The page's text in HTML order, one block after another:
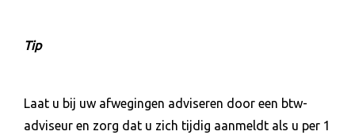
Tip
Laat u bij uw afwegingen adviseren door een btw-
adviseur en zorg dat u zich tijdig aanmeldt als u per 1